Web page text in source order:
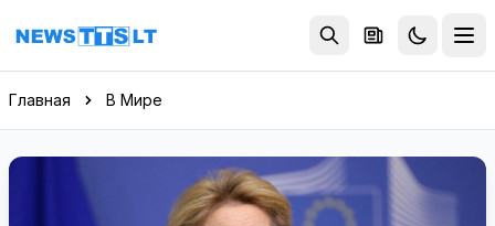
Перейти к содержимому
Главная В Мире